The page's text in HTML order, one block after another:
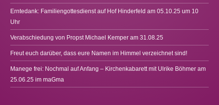
Erntedank: Familiengottesdienst auf Hof Hinderfeld am 05.10.25 um 10
Uhr
Verabschiedung von Propst Michael Kemper am 31.08.25
Freut euch darüber, dass eure Namen im Himmel verzeichnet sind!
Manege frei: Nochmal auf Anfang – Kirchenkabarett mit Ulrike Böhmer am
25.06.25 im maGma